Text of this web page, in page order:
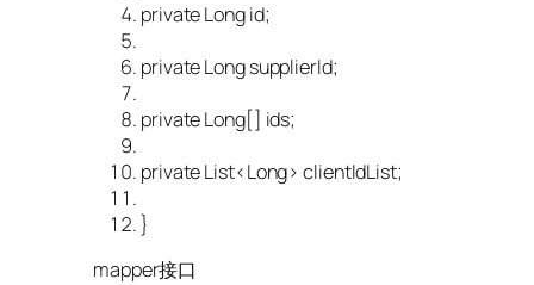
privateLong id;
privateLong supplierId;
privateLong[] ids;
privateList<Long> clientIdList;
}
mapper接口